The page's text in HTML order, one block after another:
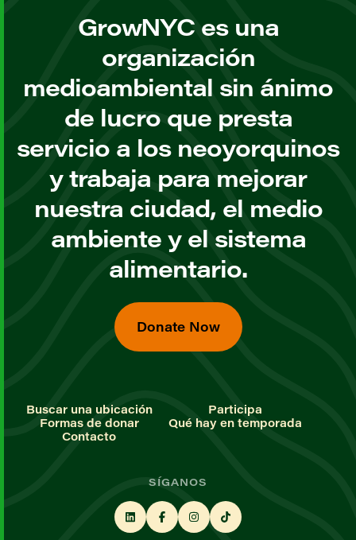
GrowNYC es una
organización
medioambiental sin ánimo
de lucro que presta
servicio a los neoyorquinos
y trabaja para mejorar
nuestra ciudad, el medio
ambiente y el sistema
alimentario.
Donate Now
Buscar una ubicación
Participa
Formas de donar
Qué hay en temporada
Contacto
SÍGANOS